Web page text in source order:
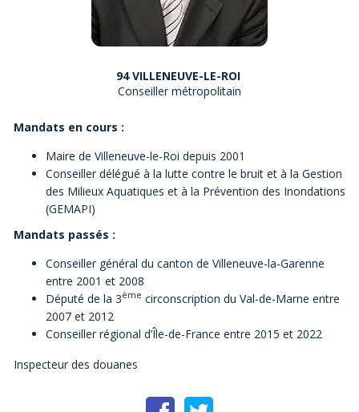
94 VILLENEUVE-LE-ROI
Conseiller métropolitain
Mandats en cours :
Maire de Villeneuve-le-Roi depuis 2001
Conseiller délégué à la lutte contre le bruit et à la Gestion
des Milieux Aquatiques et à la Prévention des Inondations
(GEMAPI)
Mandats passés :
Conseiller général du canton de Villeneuve-la-Garenne
entre 2001 et 2008
Député de la 3ème circonscription du Val-de-Marne entre
2007 et 2012
Conseiller régional d’Île-de-France entre 2015 et 2022
Inspecteur des douanes